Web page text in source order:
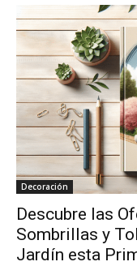
Decoración
Descubre las
Sombrillas y
Jardín esta